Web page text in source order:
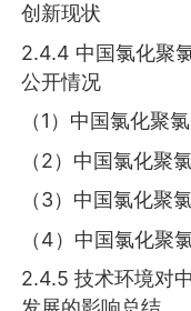
创新现状
2.4.4 中国氯化聚
公开情况
（1）中国氯化聚
（2）中国氯化聚
（3）中国氯化聚
（4）中国氯化聚
2.4.5 技术环境对